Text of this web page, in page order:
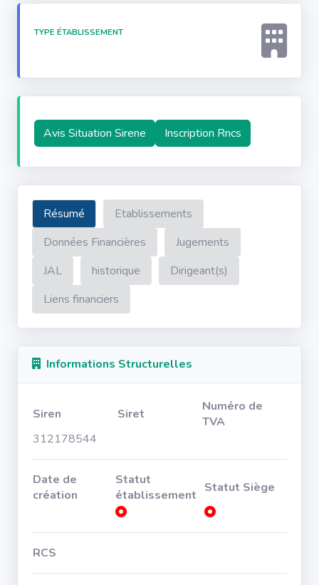
TYPE ÉTABLISSEMENT
Avis Situation Sirene Inscription Rncs
Résumé
Etablissements
Données Financières
Jugements
JAL
historique
Dirigeant(s)
Liens financiers
Informations Structurelles
Siren Siret
Numéro de
TVA
312178544
Date de
création
Statut
établissement Statut Siège
RCS